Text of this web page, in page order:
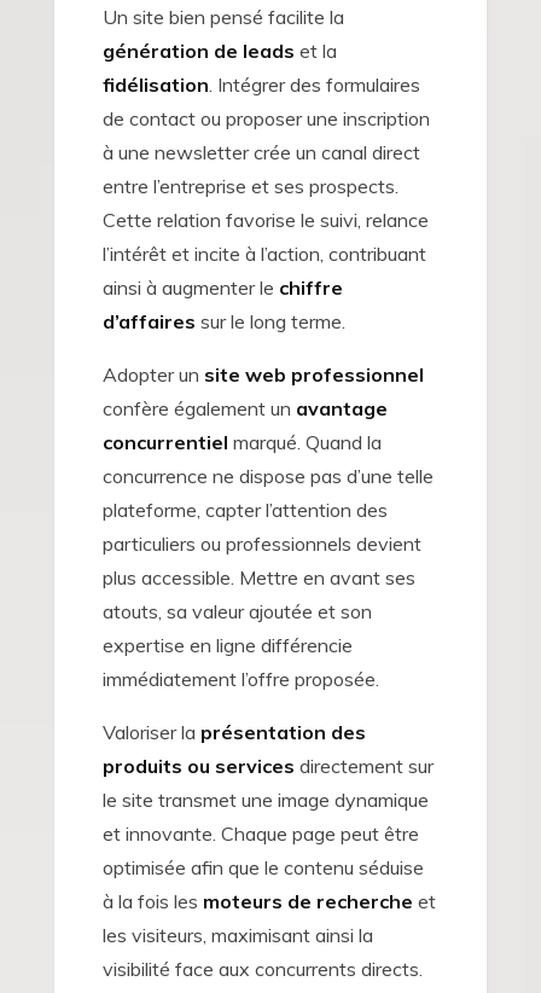
Un site bien pensé facilite la
génération de leads et la
fidélisation. Intégrer des formulaires
de contact ou proposer une inscription
à une newsletter crée un canal direct
entre l’entreprise et ses prospects.
Cette relation favorise le suivi, relance
l’intérêt et incite à l’action, contribuant
ainsi à augmenter le chiffre
d’affaires sur le long terme.
Adopter un site web professionnel
confère également un avantage
concurrentiel marqué. Quand la
concurrence ne dispose pas d’une telle
plateforme, capter l’attention des
particuliers ou professionnels devient
plus accessible. Mettre en avant ses
atouts, sa valeur ajoutée et son
expertise en ligne différencie
immédiatement l’offre proposée.
Valoriser la présentation des
produits ou services directement sur
le site transmet une image dynamique
et innovante. Chaque page peut être
optimisée afin que le contenu séduise
à la fois les moteurs de recherche et
les visiteurs, maximisant ainsi la
visibilité face aux concurrents directs.